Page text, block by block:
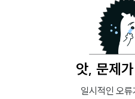
앗, 문제
일시적인 오